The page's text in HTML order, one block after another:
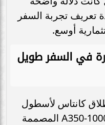
تعريف تجربة السفر
أوسع.
في السفر طويل
كانتاس لأسطول
من طائرات إيرباص A350-1000ULR المصممة